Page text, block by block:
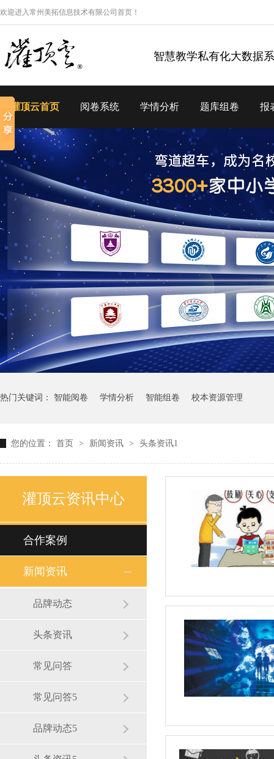
欢迎进入常州美拓信息技术有限公司首页！
智慧教学私有化大数据
灌顶云首页 阅卷系统 学情分析 题库组卷 报
热门关键词： 智能阅卷 学情分析 智能组卷 校本资源管理
您的位置： 首页 > 新闻资讯 > 头条资讯1
灌顶云资讯中心
合作案例
新闻资讯
品牌动态
头条资讯
常见问答
常见问答5
品牌动态5